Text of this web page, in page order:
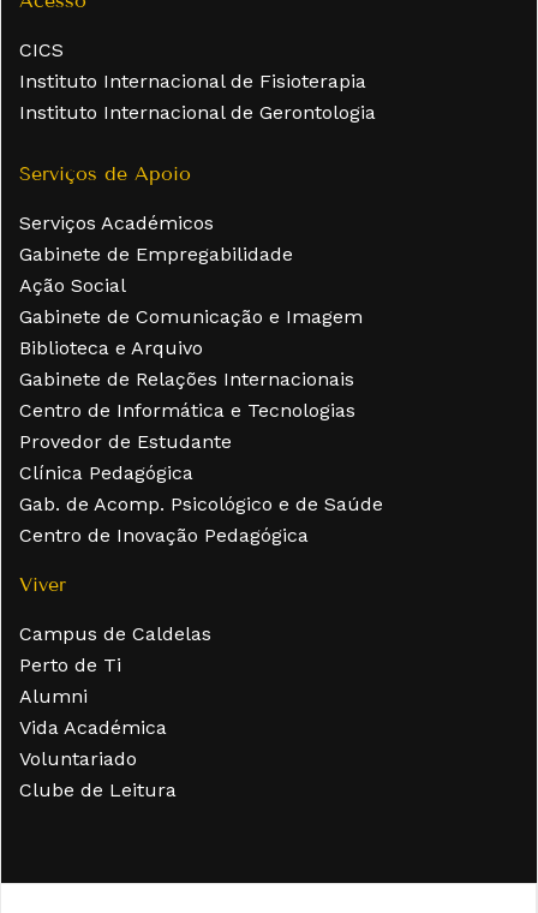
CICS
Instituto Internacional de Fisioterapia
Instituto Internacional de Gerontologia
Serviços de Apoio
Serviços Académicos
Gabinete de Empregabilidade
Ação Social
Gabinete de Comunicação e Imagem
Biblioteca e Arquivo
Gabinete de Relações Internacionais
Centro de Informática e Tecnologias
Provedor de Estudante
Clínica Pedagógica
Gab. de Acomp. Psicológico e de Saúde
Centro de Inovação Pedagógica
Viver
Campus de Caldelas
Perto de Ti
Alumni
Vida Académica
Voluntariado
Clube de Leitura